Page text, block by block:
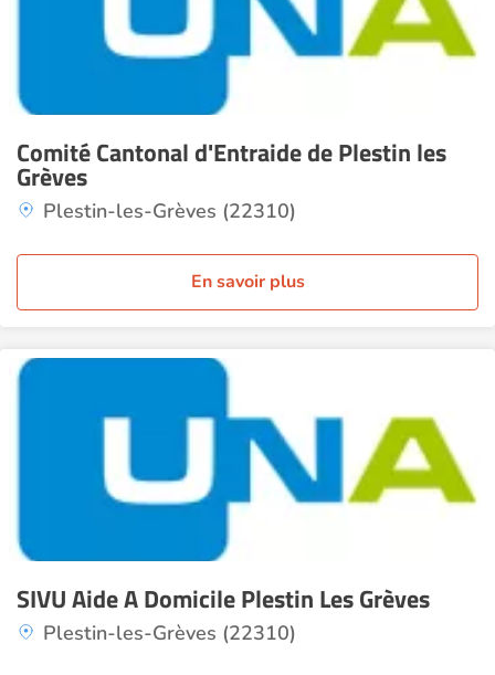
Comité Cantonal d'Entraide de Plestin les
Grèves
Plestin-les-Grèves (22310)
En savoir plus
SIVU Aide A Domicile Plestin Les Grèves
Plestin-les-Grèves (22310)